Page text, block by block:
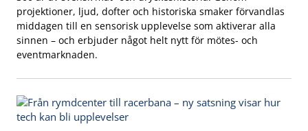
projektioner, ljud, dofter och historiska smaker förvandlas
middagen till en sensorisk upplevelse som aktiverar alla
sinnen – och erbjuder något helt nytt för mötes- och
eventmarknaden.